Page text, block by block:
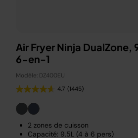
Air Fryer Ninja DualZone,
6-en-1
Modèle: DZ400EU
4.7 (1445)
2 zones de cuisson
Capacité: 9.5L (4 à 6 pers)